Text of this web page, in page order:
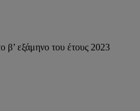
β’ εξάμηνο του έτους 2023